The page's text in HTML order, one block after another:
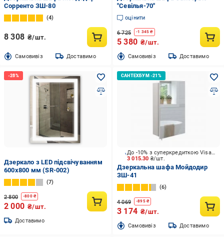
Сорренто ЗШ-80
4
8 308 ₴/шт.
Cамовивіз Доставимо
"Севілья-70"
оцінити
6 725 -1 345 ₴
5 380 ₴/шт.
Cамовивіз Доставимо
Дзеркало з LED підсвічуванням
600х800 мм (SR-002)
7
2 800 -800₴
2 000 ₴/шт.
Доставимо
3 015.30 ₴/шт.
До -10% з суперкредиткою Visa Вигода
Дзеркальна шафа Мойдодир
ЗШ-41
6
4 069 -895₴
3 174 ₴/шт.
Cамовивіз Доставимо